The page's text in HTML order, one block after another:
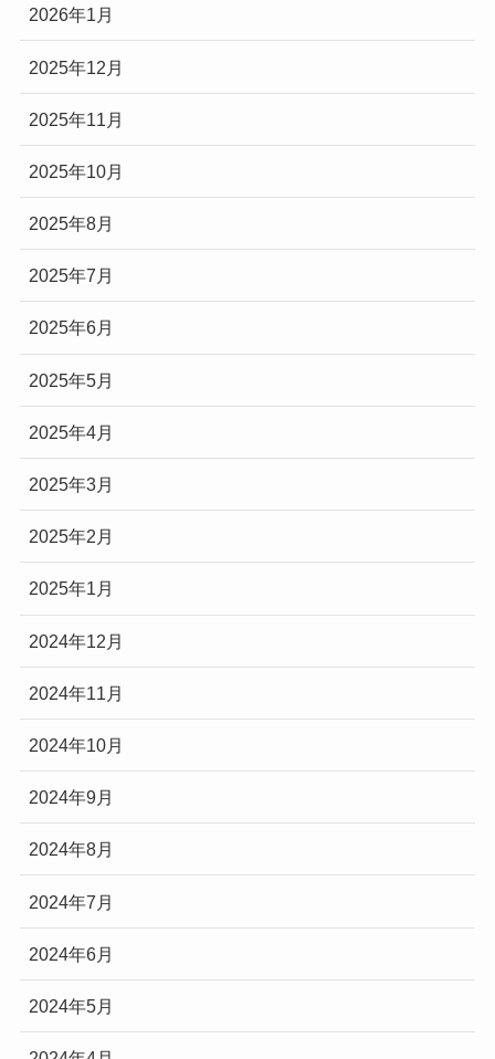
2026年1月
2025年12月
2025年11月
2025年10月
2025年8月
2025年7月
2025年6月
2025年5月
2025年4月
2025年3月
2025年2月
2025年1月
2024年12月
2024年11月
2024年10月
2024年9月
2024年8月
2024年7月
2024年6月
2024年5月